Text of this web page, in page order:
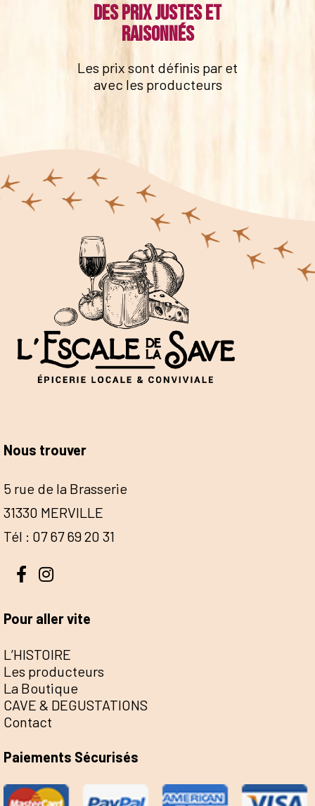
Des prix justes et
raisonnés
Les prix sont définis par et
avec les producteurs
Nous trouver
5 rue de la Brasserie
31330 MERVILLE
Tél : 07 67 69 20 31
Pour aller vite
L’HISTOIRE
Les producteurs
La Boutique
CAVE & DEGUSTATIONS
Contact
Paiements Sécurisés